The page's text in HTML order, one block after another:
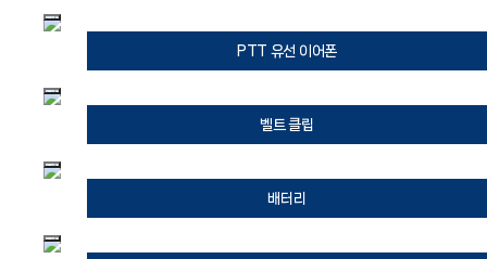
PTT 유선 이어폰
벨트 클립
배터리